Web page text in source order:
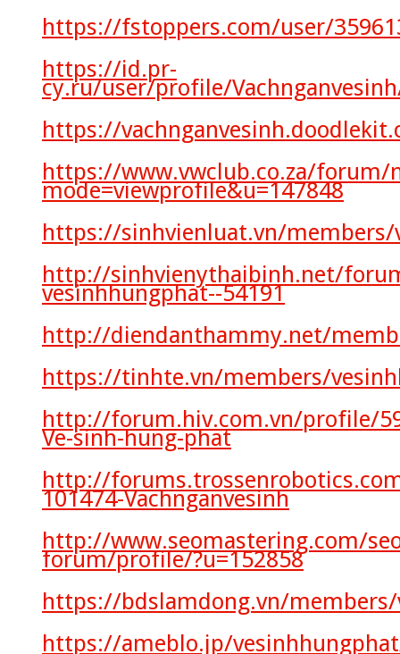
https://fstoppers.com/user/
https://id.pr-
cy.ru/user/profile/
https://
https://www.vwclub.co.za/forum/
mode=viewprofile&u=147848
https://sinhvienluat.vn/members/
http://sinhvienythaibinh.net/
vesinhhungphat--54191
http://diendanthammy.net/
https://tinhte.vn/members/
http://forum.hiv.com.vn/profile/
Ve-sinh-hung-phat
http://
101474-Vachnganvesinh
http://www.seomastering.com/
forum/profile/?u=152858
https://bdslamdong.vn/members/
https://ameblo.jp/